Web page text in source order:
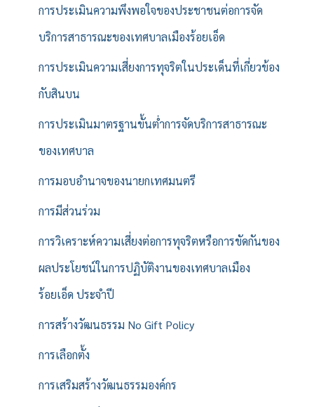
การประเมินความพึงพอใจของประชาชนต่อการจัด
บริการสาธารณะของเทศบาลเมืองร้อยเอ็ด
การประเมินความเสี่ยงการทุจริตในประเด็นที่เกี่ยวข้อง
กับสินบน
การประเมินมาตรฐานขั้นต่ำการจัดบริการสาธารณะ
ของเทศบาล
การมอบอำนาจของนายกเทศมนตรี
การมีส่วนร่วม
การวิเคราะห์ความเสี่ยงต่อการทุจริตหรือการขัดกันของ
ผลประโยชน์ในการปฏิบัติงานของเทศบาลเมือง
ร้อยเอ็ด ประจำปี
การสร้างวัฒนธรรม No Gift Policy
การเลือกตั้ง
การเสริมสร้างวัฒนธรรมองค์กร